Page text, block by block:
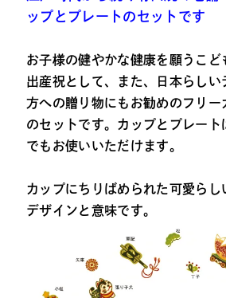
ップとプレートのセットです
お子様の健やかな健康を願うこど
出産祝として、また、日本らしい
方への贈り物にもお勧めのフリー
のセットです。カップとプレート
でもお使いいただけます。
カップにちりばめられた可愛らし
デザインと意味です。